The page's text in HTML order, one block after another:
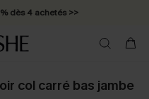
dès 4 achetés >>
col carré bas jambe